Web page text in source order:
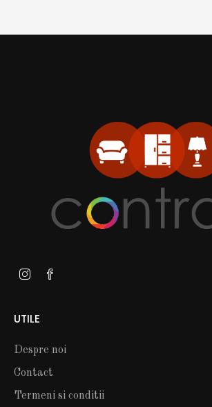
UTILE
Despre noi
Contact
Termeni si conditii